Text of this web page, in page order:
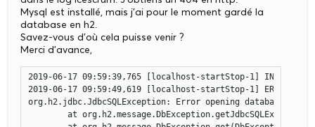
Mysql est installé, mais j’ai pour le moment gardé la
database en h2.
Savez-vous d’où cela puisse venir ?
Merci d’avance,
2019-06-17 09:59:39,765 [localhost-startStop-1] INFO  grails.plugin.hibernate4.HibernatePluginSupport  - Set db generation strategy to 'update' for datasource DEFAULT
2019-06-17 09:59:49,619 [localhost-startStop-1] ERROR org.apache.tomcat.jdbc.pool.ConnectionPool  - Unable to create initial connections of pool.
org.h2.jdbc.JdbcSQLException: Error opening database: "Could not save properties /prodDb.lock.db" [8000-176]
	at org.h2.message.DbException.getJdbcSQLException(DbException.java:344)
	at org.h2.message.DbException.get(DbException.java:167)
	at org.h2.store.FileLock.getExceptionFatal(FileLock.java:457)
	at org.h2.store.FileLock.save(FileLock.java:226)
	at org.h2.store.FileLock.lockFile(FileLock.java:353)
	at org.h2.store.FileLock.lock(FileLock.java:136)
	at org.h2.engine.Database.open(Database.java:622)
	at org.h2.engine.Database.openDatabase(Database.java:260)
	at org.h2.engine.Database.<init>(Database.java:254)
	at org.h2.engine.Engine.openSession(Engine.java:57)
	at org.h2.engine.Engine.openSession(Engine.java:164)
	at org.h2.engine.Engine.createSessionAndValidate(Engine.java:142)
	at org.h2.engine.Engine.createSession(Engine.java:125)
	at org.h2.engine.Engine.createSession(Engine.java:27)
	at org.h2.engine.SessionRemote.connectEmbeddedOrServer(SessionRemote.java:331)
	at org.h2.jdbc.JdbcConnection.<init>(JdbcConnection.java:107)
	at org.h2.jdbc.JdbcConnection.<init>(JdbcConnection.java:91)
	at org.h2.Driver.connect(Driver.java:74)
	at java.util.concurrent.Executors$RunnableAdapter.call(Executors.java:511)
	at java.util.concurrent.FutureTask.run(FutureTask.java:266)
	at java.util.concurrent.ThreadPoolExecutor.runWorker(ThreadPoolExecutor.java:1149)
	at java.util.concurrent.ThreadPoolExecutor$Worker.run(ThreadPoolExecutor.java:624)
	at java.lang.Thread.run(Thread.java:748)
Caused by: java.io.FileNotFoundException: /prodDb.lock.db (Permission non accordée)
	at java.io.FileOutputStream.open(FileOutputStream.java:270)
	at java.io.FileOutputStream.<init>(FileOutputStream.java:213)
	at java.io.FileOutputStream.<init>(FileOutputStream.java:101)
	at org.h2.store.fs.FilePathDisk.newOutputStream(FilePathDisk.java:280)
	at org.h2.store.fs.FileUtils.newOutputStream(FileUtils.java:222)
	at org.h2.store.FileLock.save(FileLock.java:214)
	... 19 more
2019-06-17 09:59:56,336 [localhost-startStop-1] ERROR org.apache.tomcat.jdbc.pool.ConnectionPool  - Unable to create initial connections of pool.
org.h2.jdbc.JdbcSQLException: Error opening database: "Could not save properties /prodDb.lock.db" [8000-176]
	at org.h2.message.DbException.getJdbcSQLException(DbException.java:344)
	at org.h2.message.DbException.get(DbException.java:167)
	at org.h2.store.FileLock.getExceptionFatal(FileLock.java:457)
	at org.h2.store.FileLock.save(FileLock.java:226)
	at org.h2.store.FileLock.lockFile(FileLock.java:353)
	at org.h2.store.FileLock.lock(FileLock.java:136)
	at org.h2.engine.Database.open(Database.java:622)
	at org.h2.engine.Database.openDatabase(Database.java:260)
	at org.h2.engine.Database.<init>(Database.java:254)
	at org.h2.engine.Engine.openSession(Engine.java:57)
	at org.h2.engine.Engine.openSession(Engine.java:164)
	at org.h2.engine.Engine.createSessionAndValidate(Engine.java:142)
	at org.h2.engine.Engine.createSession(Engine.java:125)
	at org.h2.engine.Engine.createSession(Engine.java:27)
	at